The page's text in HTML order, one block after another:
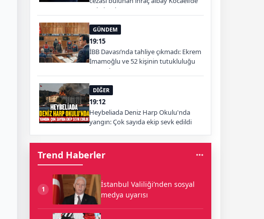
yakalandı
GÜNDEM
19:15
İBB Davası’nda tahliye çıkmadı: Ekrem
İmamoğlu ve 52 kişinin tutukluluğu
sürecek
DİĞER
19:12
Heybeliada Deniz Harp Okulu'nda
yangın: Çok sayıda ekip sevk edildi
Trend Haberler
1
İstanbul Valiliği’nden sosyal
medya uyarısı